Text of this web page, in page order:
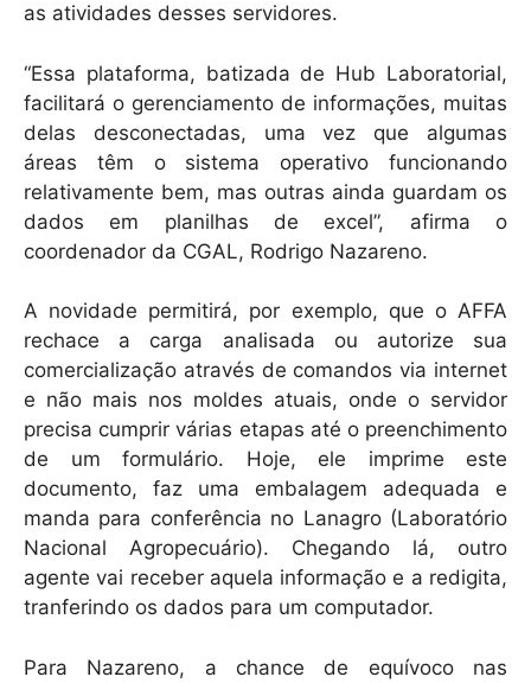
as atividades desses servidores.
“Essa plataforma, batizada de Hub Laboratorial,
facilitará o gerenciamento de informações, muitas
delas desconectadas, uma vez que algumas
áreas têm o sistema operativo funcionando
relativamente bem, mas outras ainda guardam os
dados em planilhas de excel”, afirma o
coordenador da CGAL, Rodrigo Nazareno.
A novidade permitirá, por exemplo, que o AFFA
rechace a carga analisada ou autorize sua
comercialização através de comandos via internet
e não mais nos moldes atuais, onde o servidor
precisa cumprir várias etapas até o preenchimento
de um formulário. Hoje, ele imprime este
documento, faz uma embalagem adequada e
manda para conferência no Lanagro (Laboratório
Nacional Agropecuário). Chegando lá, outro
agente vai receber aquela informação e a redigita,
tranferindo os dados para um computador.
Para Nazareno, a chance de equívoco nas